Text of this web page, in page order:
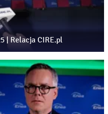
wobec wyników
rozmowy.
| Relacja CIRE.pl